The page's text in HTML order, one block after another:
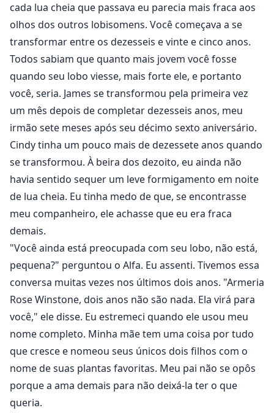
cada lua cheia que passava eu parecia mais fraca aos
olhos dos outros lobisomens. Você começava a se
transformar entre os dezesseis e vinte e cinco anos.
Todos sabiam que quanto mais jovem você fosse
quando seu lobo viesse, mais forte ele, e portanto
você, seria. James se transformou pela primeira vez
um mês depois de completar dezesseis anos, meu
irmão sete meses após seu décimo sexto aniversário.
Cindy tinha um pouco mais de dezessete anos quando
se transformou. À beira dos dezoito, eu ainda não
havia sentido sequer um leve formigamento em noite
de lua cheia. Eu tinha medo de que, se encontrasse
meu companheiro, ele achasse que eu era fraca
demais.
"Você ainda está preocupada com seu lobo, não está,
pequena?" perguntou o Alfa. Eu assenti. Tivemos essa
conversa muitas vezes nos últimos dois anos. "Armeria
Rose Winstone, dois anos não são nada. Ela virá para
você," ele disse. Eu estremeci quando ele usou meu
nome completo. Minha mãe tem uma coisa por tudo
que cresce e nomeou seus únicos dois filhos com o
nome de suas plantas favoritas. Meu pai não se opôs
porque a ama demais para não deixá-la ter o que
queria.